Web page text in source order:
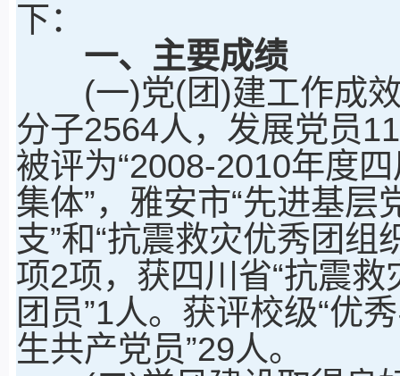
下：
一、主要成绩
(一)党(团)建工作成效
分子2564人，发展党员
被评为“2008-2010年度
集体”，雅安市“先进基层
支”和“抗震救灾优秀团
项2项，获四川省“抗震救
团员”1人。获评校级“优
生共产党员”29人。